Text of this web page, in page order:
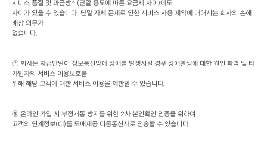
서비스 품질 및 과금방식(단말 용도에 따른 요금제 차이 )에도
차이가 있을 수 있습니다. 단말 자체 문제로 인한 서비스 사용 제약에 대해서는 회사의 손해
배상 의무가
없습니다.
⑦ 회사는 자급단말이 정보통신망에 장애를 발생시킬 경우 장애발생에 대한 원인 파악 및 타
가입자의 서비스 이용보호를
위해 해당 고객에 대한 서비스 이용을 제한할 수 있습니다.
⑧ 온라인 가입 시 부정개통 방지를 위한 2차 본인확인 인증을 위하여
고객의 연계정보(CI)를 도매제공 이동통신사로 전송할 수 있습니다.